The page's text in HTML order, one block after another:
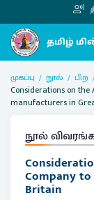
முகப்பு நூல்
பிற
Considerations on the
manufacturers in
நூல்
Company
Britain